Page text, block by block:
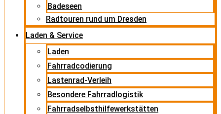
Badeseen
Radtouren rund um Dresden
Laden & Service
Laden
Fahrradcodierung
Lastenrad-Verleih
Besondere Fahrradlogistik
Fahrradselbsthilfewerkstätten